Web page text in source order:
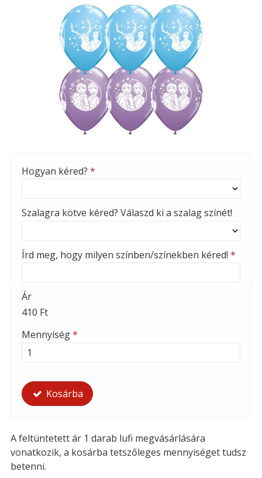
Hogyan kéred? *
Szalagra kötve kéred? Válaszd ki a szalag színét!
Írd meg, hogy milyen színben/színekben kéred! *
Ár
410 Ft
Mennyiség*
Kosárba
A feltüntetett ár 1 darab lufi megvásárlására
vonatkozik, a kosárba tetszőleges mennyiséget tudsz
betenni.